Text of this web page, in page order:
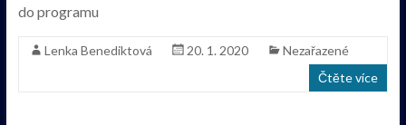
do programu
Lenka Benediktová 20. 1. 2020
Nezařazené
Čtěte více